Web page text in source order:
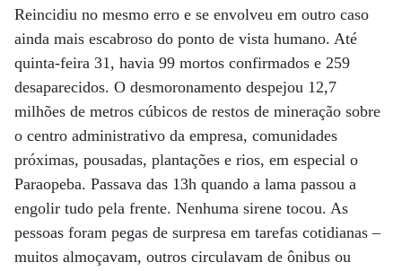
Reincidiu no mesmo erro e se envolveu em outro caso
ainda mais escabroso do ponto de vista humano. Até
quinta-feira 31, havia 99 mortos confirmados e 259
desaparecidos. O desmoronamento despejou 12,7
milhões de metros cúbicos de restos de mineração sobre
o centro administrativo da empresa, comunidades
próximas, pousadas, plantações e rios, em especial o
Paraopeba. Passava das 13h quando a lama passou a
engolir tudo pela frente. Nenhuma sirene tocou. As
pessoas foram pegas de surpresa em tarefas cotidianas –
muitos almoçavam, outros circulavam de ônibus ou